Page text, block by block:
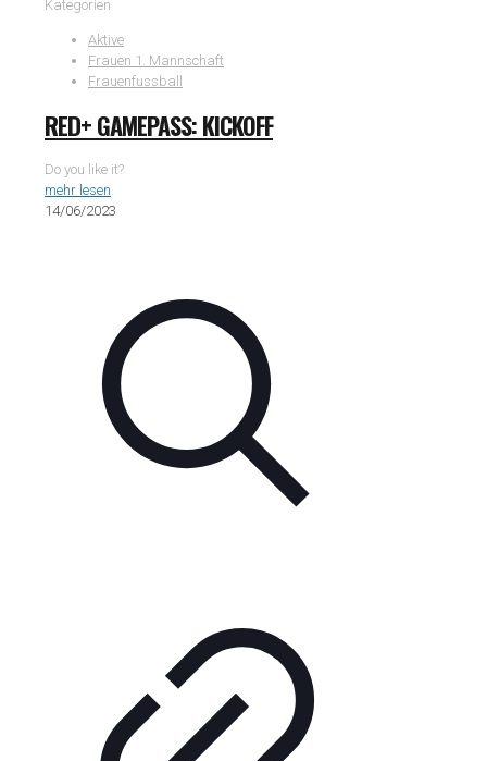
Kategorien
Aktive
Frauen 1. Mannschaft
Frauenfussball
RED+ GAMEPASS: KICKOFF
Do you like it?
mehr lesen
14/06/2023